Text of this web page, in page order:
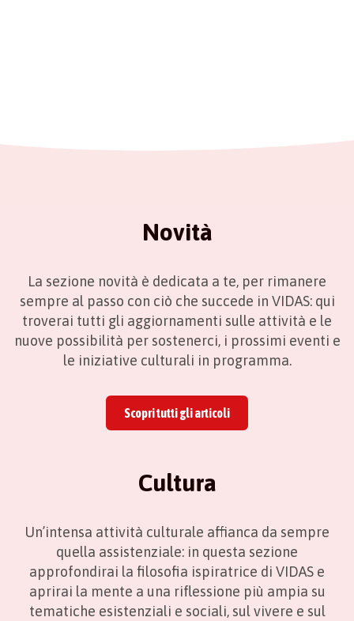
Novità
La sezione novità è dedicata a te, per rimanere
sempre al passo con ciò che succede in VIDAS: qui
troverai tutti gli aggiornamenti sulle attività e le
nuove possibilità per sostenerci, i prossimi eventi e
le iniziative culturali in programma.
Scopri tutti gli articoli
Cultura
Un’intensa attività culturale affianca da sempre
quella assistenziale: in questa sezione
approfondirai la filosofia ispiratrice di VIDAS e
aprirai la mente a una riflessione più ampia su
tematiche esistenziali e sociali, sul vivere e sul